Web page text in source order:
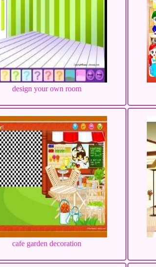
design your own room
cafe garden decoration